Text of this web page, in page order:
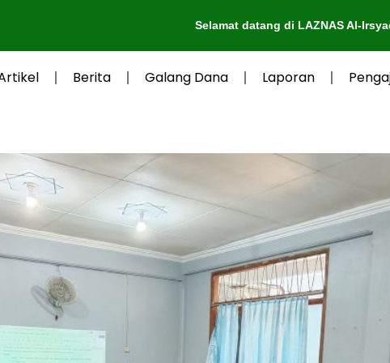
Selamat datang di LAZNAS Al-Irsyad Purwokerto
Berita Galang Dana Laporan